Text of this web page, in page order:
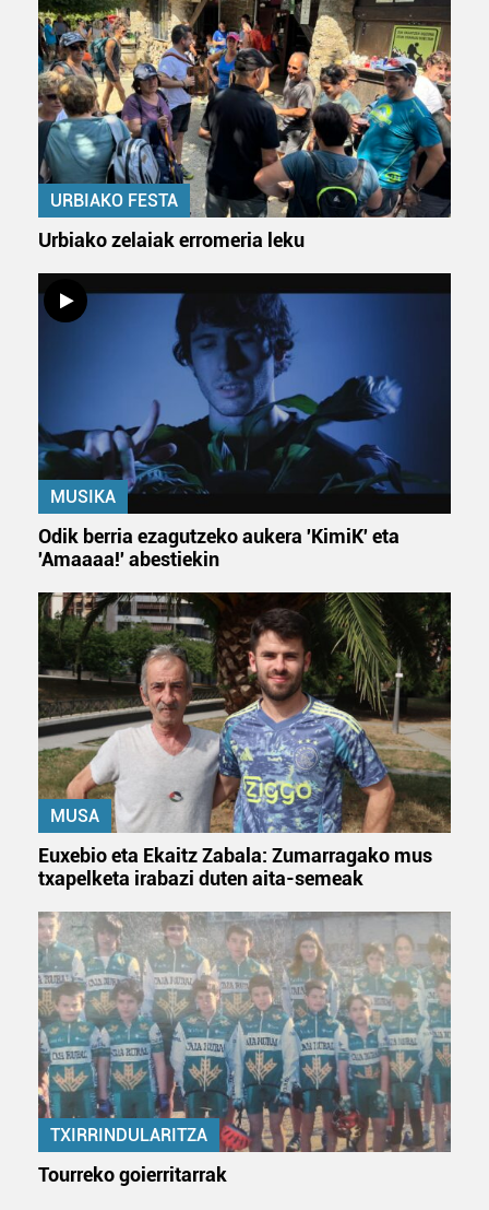
URBIAKO FESTA
Urbiako zelaiak erromeria leku
MUSIKA
Odik berria ezagutzeko aukera 'KimiK' eta
'Amaaaa!' abestiekin
MUSA
Euxebio eta Ekaitz Zabala: Zumarragako mus
txapelketa irabazi duten aita-semeak
TXIRRINDULARITZA
Tourreko goierritarrak